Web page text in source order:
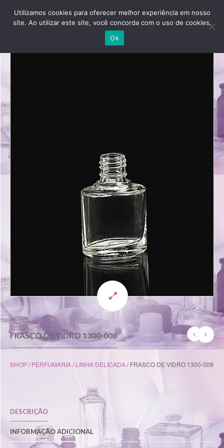
FRASCO DE VIDRO 1300-008
SHOP/PERFUMARIA/LINHA DELICADA/ FRASCO DE VIDRO 1300-008
DESCRIÇÃO
INFORMAÇÃO ADICIONAL
Utilizamos cookies para oferecer melhor experiência em nosso
site. Ao utilizar este site, você concorda com o uso de cookies.
Ok